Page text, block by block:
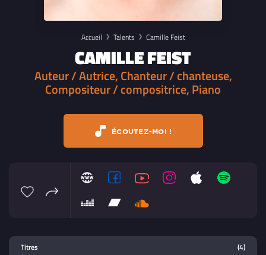
Accueil Talents Camille Feist
CAMILLE FEIST
Auteur / Autrice, Chanteur / chanteuse,
Compositeur / compositrice, Piano
ÉCOUTEZ-MOI !
Titres (4)